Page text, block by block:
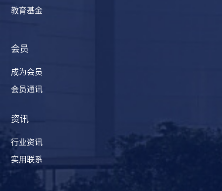
教育基金
会员
成为会员
会员通讯
资讯
行业资讯
实用联系